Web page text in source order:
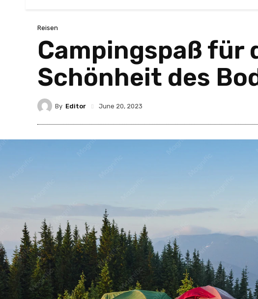
Reisen
Campingspaß für
Schönheit des
By Editor June 20, 2023